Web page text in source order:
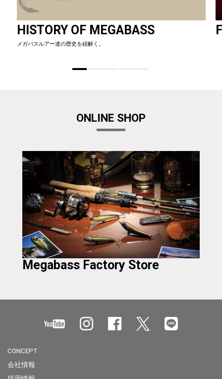
HISTORY OF MEGABASS
メガバスルアー達の歴史を紐解く。
ONLINE SHOP
Megabass Factory Store
CONCEPT
会社情報